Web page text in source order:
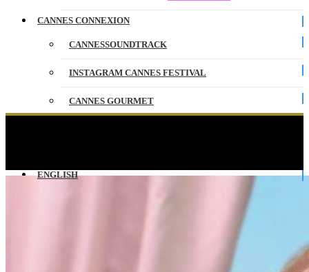
CANNES CONNEXION
CANNESSOUNDTRACK
INSTAGRAM CANNES FESTIVAL
CANNES GOURMET
ENGLISH